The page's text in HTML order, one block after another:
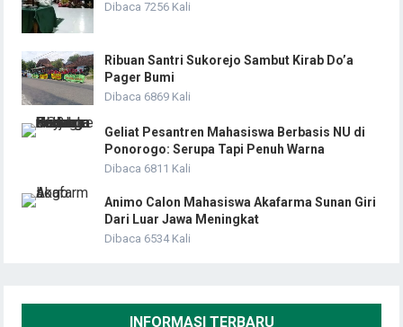
Dibaca 7256 Kali
Ribuan Santri Sukorejo Sambut Kirab Do’a
Pager Bumi
Dibaca 6869 Kali
Geliat Pesantren Mahasiswa Berbasis NU di
Ponorogo: Serupa Tapi Penuh Warna
Dibaca 6811 Kali
Animo Calon Mahasiswa Akafarma Sunan Giri
Dari Luar Jawa Meningkat
Dibaca 6534 Kali
INFORMASI TERBARU